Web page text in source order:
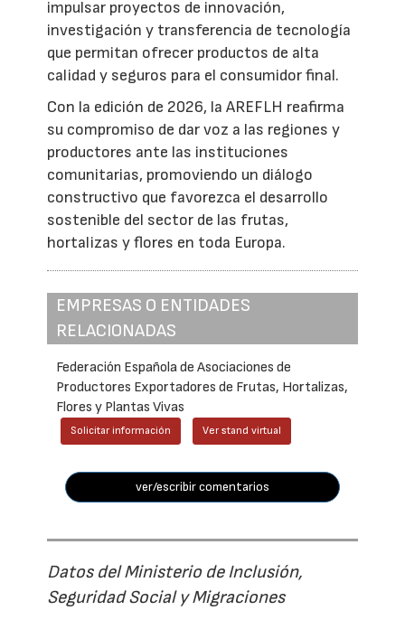
impulsar proyectos de innovación,
investigación y transferencia de tecnología
que permitan ofrecer productos de alta
calidad y seguros para el consumidor final.
Con la edición de 2026, la AREFLH reafirma
su compromiso de dar voz a las regiones y
productores ante las instituciones
comunitarias, promoviendo un diálogo
constructivo que favorezca el desarrollo
sostenible del sector de las frutas,
hortalizas y flores en toda Europa.
EMPRESAS O ENTIDADES
RELACIONADAS
Federación Española de Asociaciones de
Productores Exportadores de Frutas, Hortalizas,
Flores y Plantas Vivas
Solicitar información Ver stand virtual
ver/escribir comentarios
Datos del Ministerio de Inclusión,
Seguridad Social y Migraciones